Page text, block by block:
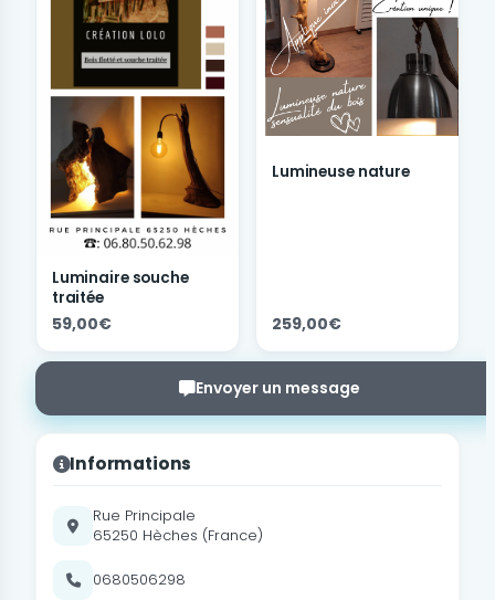
Luminaire souche
traitée
59,00€
Lumineuse nature
259,00€
Envoyer un message
Informations
Rue Principale
65250 Hèches (France)
0680506298